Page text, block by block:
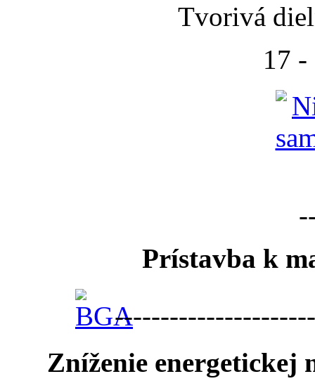
Tvorivá
17 -
Prístavba k
Zníženie energetickej